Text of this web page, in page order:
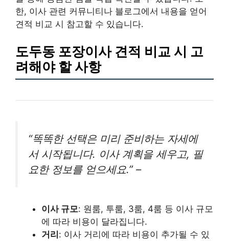
한, 이사 관련 커뮤니티나 블로그에서 내용을 얻어
견적 비교 시 참고할 수 있습니다.
도두동 포장이사 견적 비교 시 고
려해야 할 사항
“똑똑한 선택은 미리 준비하는 자세에
서 시작됩니다. 이사 계획을 세우고, 필
요한 정보를 얻으세요.” –
이사 규모: 원룸, 투룸, 3룸, 4룸 등 이사 규모
에 따라 비용이 달라집니다.
거리 : 이사 거리에 따라 비용이 추가될 수 있